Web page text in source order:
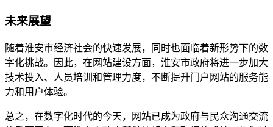
未来展望
随着淮安市经济社会的快速发展，同时也面临着新形势下的数
字化挑战。因此，在网站建设方面，淮安市政府将进一步加大
技术投入、人员培训和管理力度，不断提升门户网站的服务能
力和用户体验。
总之，在数字化时代的今天，网站已成为政府与民众沟通交流